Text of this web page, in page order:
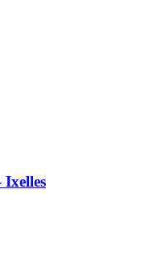
Ixelles